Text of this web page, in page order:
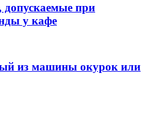
при
у кафе
из машины окурок или